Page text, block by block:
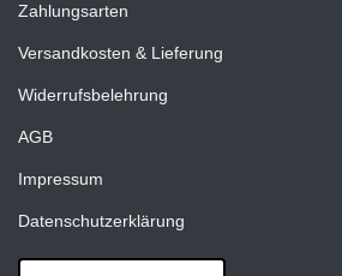
Zahlungsarten
Versandkosten & Lieferung
Widerrufsbelehrung
AGB
Impressum
Datenschutzerklärung